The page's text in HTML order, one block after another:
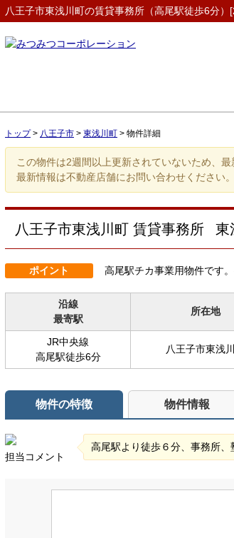
八王子市東浅川町の賃貸事務所（高尾駅徒歩6分）
トップ> 八王子市 > 東浅川町 > 物件詳細
この物件は2週間以上更新されていないため、最
最新情報は不動産店舗にお問い合わせください。
八王子市東浅川町 賃貸事務所 東
ポイント 高尾駅チカ事業用物件です
沿線
最寄駅
所在地
JR中央線
高尾駅徒歩6分
八王子市東浅
物件の特徴 物件情報
担当コメント
高尾駅より徒歩６分、事務所